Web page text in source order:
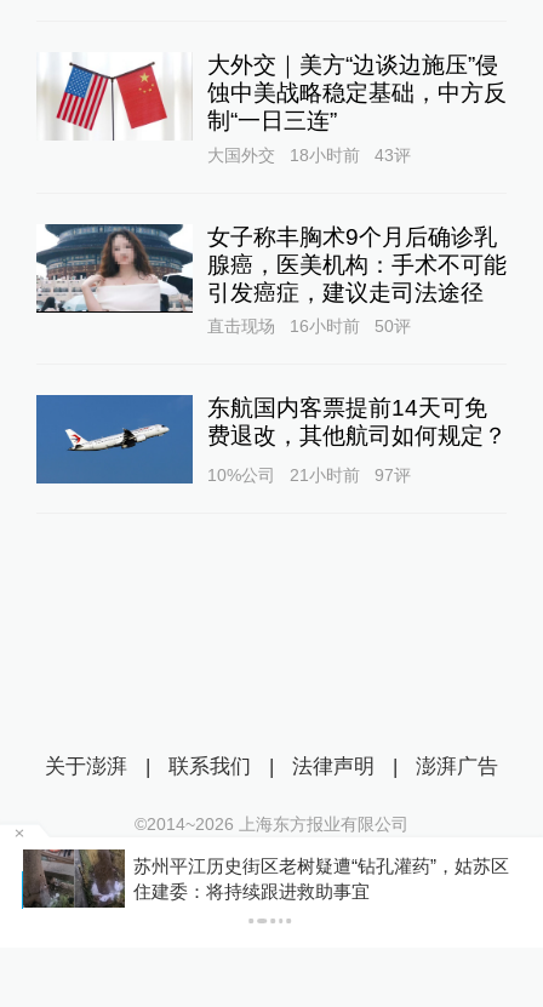
大外交｜美方“边谈边施压”侵
蚀中美战略稳定基础，中方反
制“一日三连”
大国外交 18小时前 43评
女子称丰胸术9个月后确诊乳
腺癌，医美机构：手术不可能
引发癌症，建议走司法途径
直击现场 16小时前 50评
东航国内客票提前14天可免
费退改，其他航司如何规定？
10%公司 21小时前 97评
苏州平江历史街区老树疑遭“钻孔灌药”，姑苏区
住建委：将持续跟进救助事宜
关于澎湃 | 联系我们 | 法律声明 | 澎湃广告
©2014~2026 上海东方报业有限公司
沪ICP证：沪B2-20170116 | 沪ICP备14003370号
互联网新闻信息服务许可证：31120170006
沪公网安备 31010602000299号